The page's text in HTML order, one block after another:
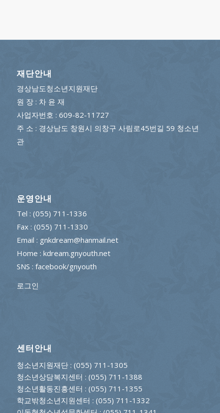
재단안내
경상남도청소년지원재단
원 장 : 차 윤 재
사업자번호 : 609-82-11727
주 소 : 경상남도 창원시 의창구 사림로45번길 59 청소년
관
운영안내
Tel : (055) 711-1336
Fax : (055) 711-1330
Email : gnkdream@hanmail.net
Home : kdream.gnyouth.net
SNS : facebook/gnyouth
로그인
센터안내
청소년지원재단: (055) 711-1305
청소년상담복지센터 : (055) 711-1388
청소년활동진흥센터 : (055) 711-1355
학교밖청소년지원센터 : (055) 711-1332